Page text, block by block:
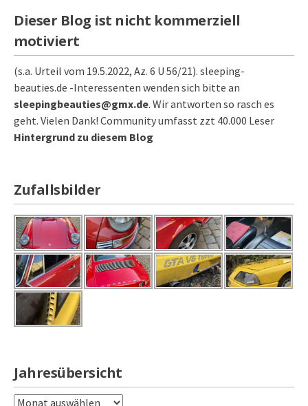
Dieser Blog ist nicht kommerziell
motiviert
(s.a. Urteil vom 19.5.2022, Az. 6 U 56/21). sleeping-
beauties.de -Interessenten wenden sich bitte an
sleepingbeauties@gmx.de. Wir antworten so rasch es
geht. Vielen Dank! Community umfasst zzt 40.000 Leser
Hintergrund zu diesem Blog
Zufallsbilder
Jahresübersicht
Jahresübersicht